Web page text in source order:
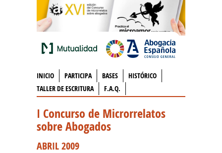
INICIO PARTICIPA BASES
HISTÓRICO
TALLER DE ESCRITURA
F.A.Q.
I Concurso de Microrrelatos
sobre Abogados
ABRIL 2009